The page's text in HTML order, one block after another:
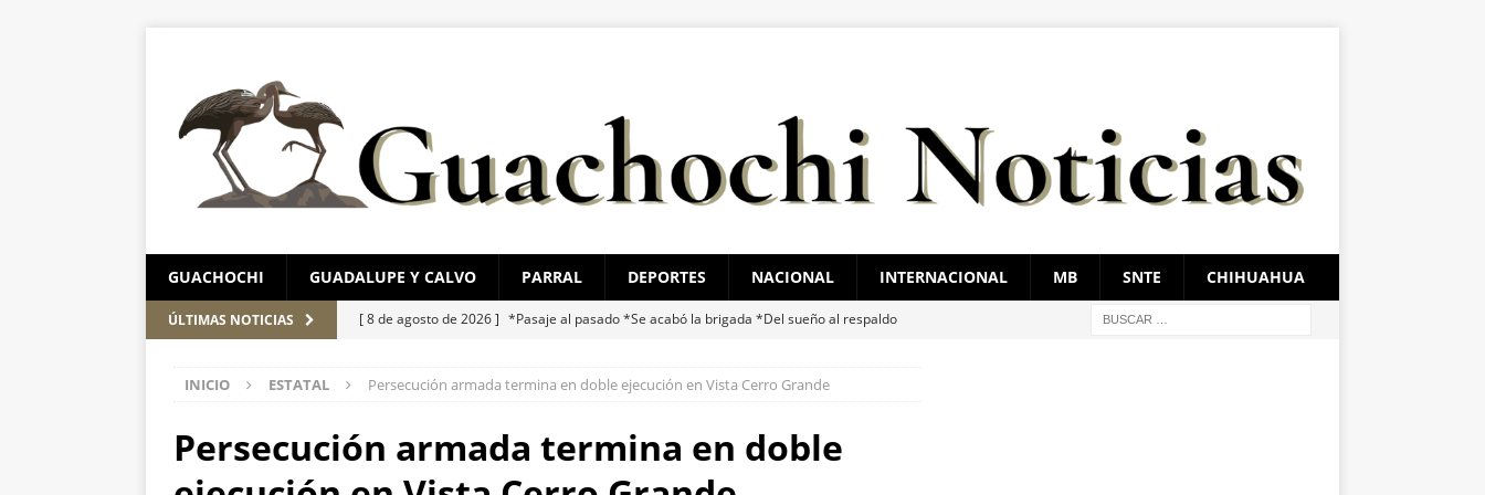
GUACHOCHI GUADALUPE Y CALVO PARRAL DEPORTES NACIONAL INTERNACIONAL MB SNTE CHIHUAHUA
ÚLTIMAS NOTICIAS [ 8 de agosto de 2026 ] *Pasaje al pasado *Se acabó la brigada *Del sueño al respaldo
[ 8 de agosto de 2026 ] El juego sin reglas: Jorge Soto
ESTATAL
[ 7 de agosto de 2026 ]
Santiago de la Peña reúne a 4 mil ciudadanos durante encuentro
INICIO ESTATAL Persecución armada termina en doble ejecución en Vista Cerro Grande
Persecución armada termina en doble